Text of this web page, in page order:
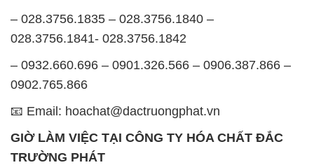
– 028.3756.1835 – 028.3756.1840 –
028.3756.1841- 028.3756.1842
– 0932.660.696 – 0901.326.566 – 0906.387.866 –
0902.765.866
📧 Email: hoachat@dactruongphat.vn
GIỜ LÀM VIỆC TẠI CÔNG TY HÓA CHẤT ĐẮC
TRƯỜNG PHÁT